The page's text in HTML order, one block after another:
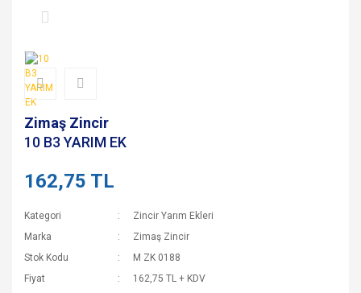
Zimaş Zincir
10 B3 YARIM EK
162,75 TL
Kategori
Zincir Yarım Ekleri
Marka
Zimaş Zincir
Stok Kodu
M ZK 0188
Fiyat
162,75 TL + KDV